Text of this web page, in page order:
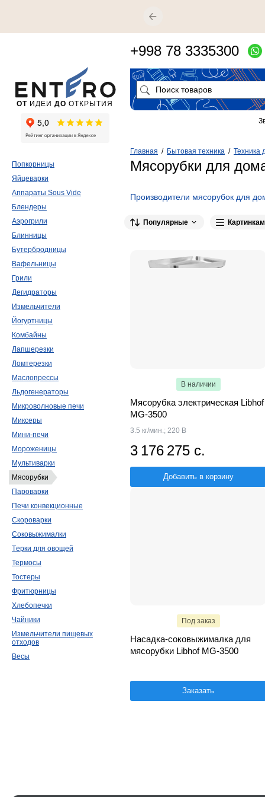
Главная / Бытовая техника / Техника
Мясорубки для
Производители мясорубок для
Популярные
В наличии
Мясорубка электрическая Libhof
MG-3500
3.5 кг/мин.; 220 В
3 176 275 с.
Добавить в корзину
Под заказ
Насадка-соковыжималка для
мясорубки Libhof MG-3500
Заказать
Попкорницы
Яйцеварки
Аппараты Sous Vide
Блендеры
Аэрогрили
Блинницы
Бутербродницы
Вафельницы
Грили
Дегидраторы
Измельчители
Йогуртницы
Комбайны
Лапшерезки
Ломтерезки
Маслопрессы
Льдогенераторы
Микроволновые печи
Миксеры
Мини-печи
Мороженицы
Мультиварки
Мясорубки
Пароварки
Печи конвекционные
Скороварки
Соковыжималки
Тeрки для овощей
Термосы
Тостеры
Фритюрницы
Хлебопечки
Чайники
Измельчители пищевых
отходов
Весы
ОТ ИДЕИ ДО ОТКРЫТИЯ
+998 78 3335300